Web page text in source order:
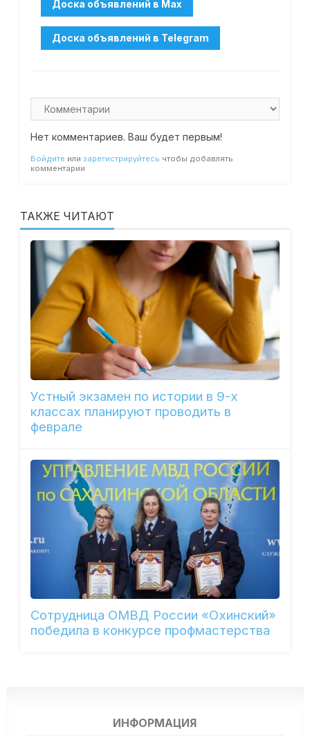
Нет комментариев. Ваш будет первым!
Войдите или зарегистрируйтесь чтобы добавлять
комментарии
ТАКЖЕ ЧИТАЮТ
Устный экзамен по истории в 9-х
классах планируют проводить в
феврале
Сотрудница ОМВД России «Охинский»
победила в конкурсе профмастерства
ИНФОРМАЦИЯ